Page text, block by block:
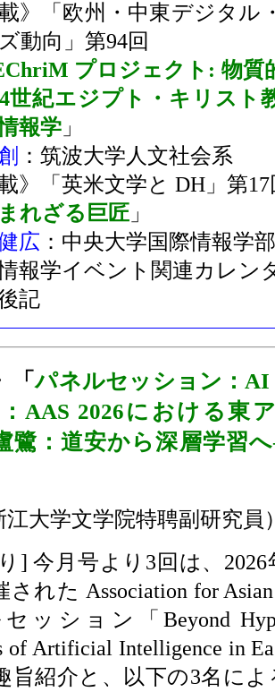
》「 欧州・中東デジタル
動向 」第94回
プロジェクト: 物質
世紀エジプト・キリスト
報学 」
： 筑波大学人文社会系
》「 英米文学と DH 」第
れざる巨匠 」
広 ： 中央大学国際情報学部
報学イベント関連カレン
記
「パネルセッション：AI
AAS 2026における東
鷺：道安から深層学習
江大学文学院特聘副研究員
] 今月号より3回は、
れた Association for
ッション「Beyond
of Artificial Intelligence in
旨紹介と、以下の3名に